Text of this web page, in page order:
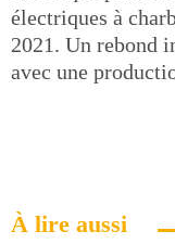
électriques à
2021. Un rebond
avec une
À lire aussi